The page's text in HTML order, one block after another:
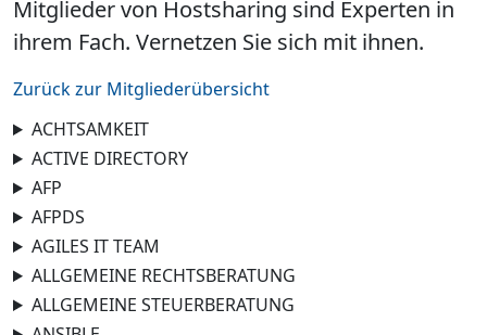
Mitglieder von Hostsharing sind Experten in
ihrem Fach. Vernetzen Sie sich mit ihnen.
Zurück zur Mitgliederübersicht
ACHTSAMKEIT
ACTIVE DIRECTORY
AFP
AFPDS
AGILES IT TEAM
ALLGEMEINE RECHTSBERATUNG
ALLGEMEINE STEUERBERATUNG